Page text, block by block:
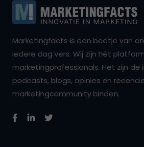
Marketingfacts is een beetje van
iedere dag vers. Wij zijn hét
marketingprofessionals. Het zijn de
podcasts, blogs, opinies en
marketingcommunity binden.